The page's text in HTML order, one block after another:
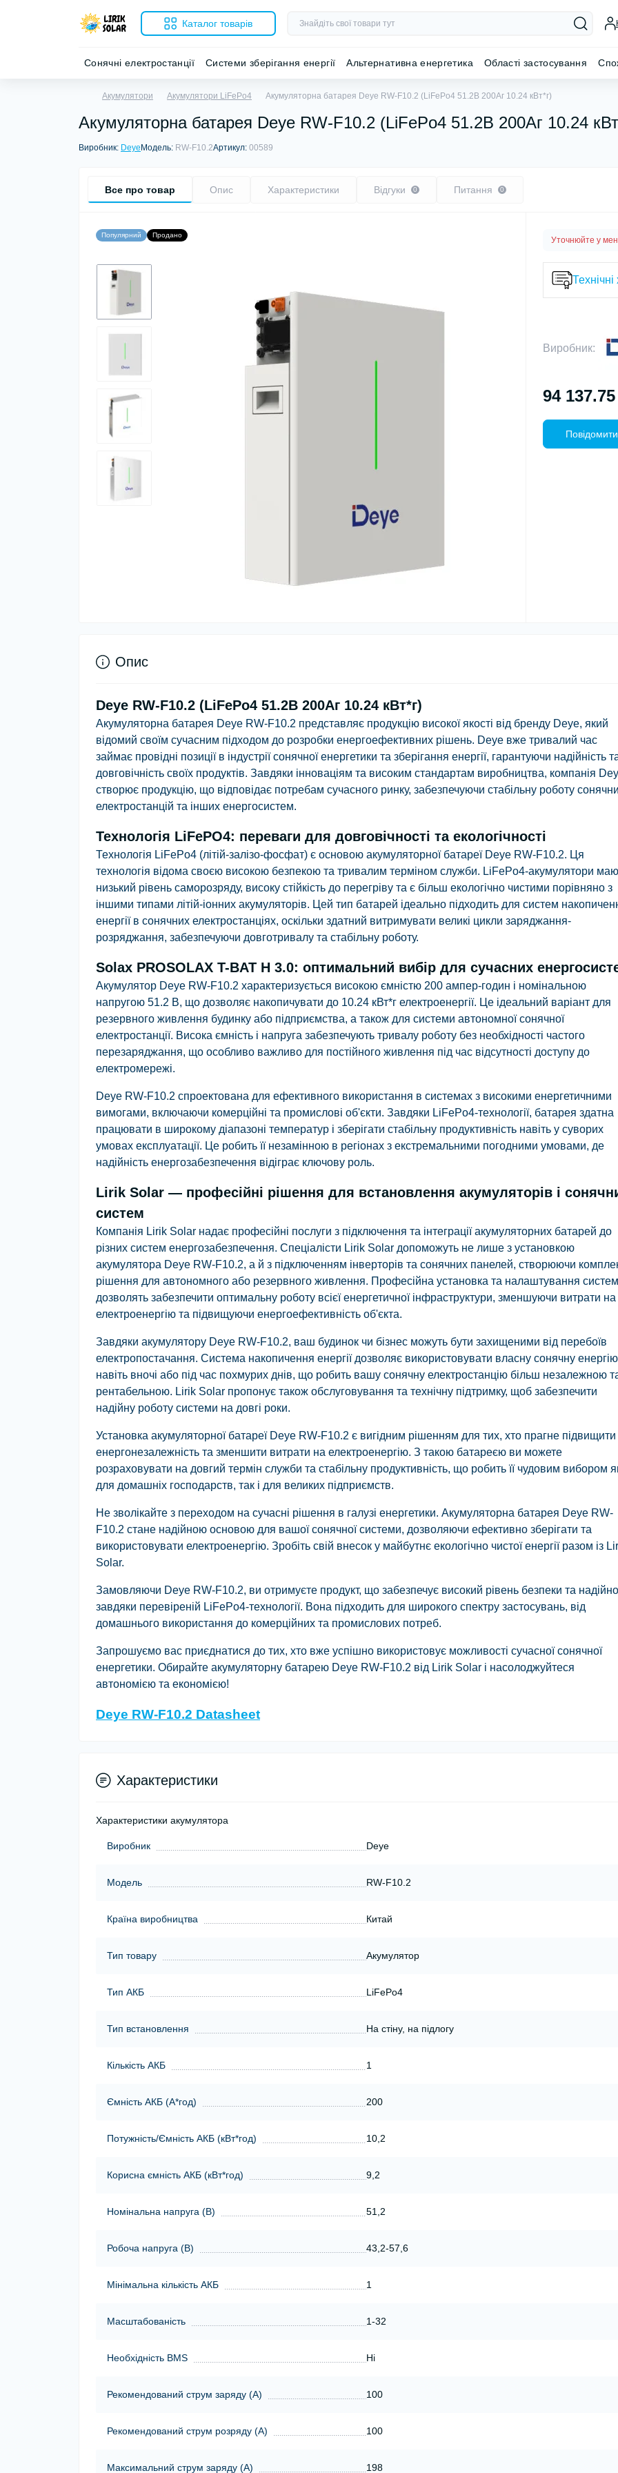
Каталог товарів
Сонячні електростанції Системи зберігання енергії Альтернативна енергетика Області застосування
Акумулятори Акумулятори LiFePo4 Акумуляторна батарея Deye RW-F10.2 (LiFePo4 51.2В 200Aг 10.24 кВт*г)
Акумуляторна батарея Deye RW-F10.2 (LiFePo4 51.2В 200Aг 10.24
Виробник: Deye Модель: RW-F10.2Артикул: 00589
Все про товар Опис Характеристики Відгуки 0 Питання 0
Популярний Продано
Уточнюйте у
Виробник:
94
Опис
Deye RW-F10.2 (LiFePo4 51.2В 200Aг 10.24 кВт*г)
Акумуляторна батарея Deye RW-F10.2 представляє продукцію високої якості від бренду Deye, який
відомий своїм сучасним підходом до розробки енергоефективних рішень. Deye вже тривалий час
займає провідні позиції в індустрії сонячної енергетики та зберігання енергії, гарантуючи надійність
довговічність своїх продуктів. Завдяки інноваціям та високим стандартам виробництва, компанія
створює продукцію, що відповідає потребам сучасного ринку, забезпечуючи стабільну роботу
електростанцій та інших енергосистем.
Технологія LiFePO4: переваги для довговічності та екологічності
Технологія LiFePo4 (літій-залізо-фосфат) є основою акумуляторної батареї Deye RW-F10.2. Ця
технологія відома своєю високою безпекою та тривалим терміном служби. LiFePo4-акумулятори
низький рівень саморозряду, високу стійкість до перегріву та є більш екологічно чистими порівняно з
іншими типами літій-іонних акумуляторів. Цей тип батарей ідеально підходить для систем
енергії в сонячних електростанціях, оскільки здатний витримувати великі цикли заряджання-
розряджання, забезпечуючи довготривалу та стабільну роботу.
Solax PROSOLAX T-BAT H 3.0: оптимальний вибір для сучасних
Акумулятор Deye RW-F10.2 характеризується високою ємністю 200 ампер-годин і номінальною
напругою 51.2 В, що дозволяє накопичувати до 10.24 кВт*г електроенергії. Це ідеальний варіант для
резервного живлення будинку або підприємства, а також для системи автономної сонячної
електростанції. Висока ємність і напруга забезпечують тривалу роботу без необхідності частого
перезаряджання, що особливо важливо для постійного живлення під час відсутності доступу до
електромережі.
Deye RW-F10.2 спроектована для ефективного використання в системах з високими енергетичними
вимогами, включаючи комерційні та промислові об'єкти. Завдяки LiFePo4-технології, батарея здатна
працювати в широкому діапазоні температур і зберігати стабільну продуктивність навіть у суворих
умовах експлуатації. Це робить її незамінною в регіонах з екстремальними погодними умовами, де
надійність енергозабезпечення відіграє ключову роль.
Lirik Solar — професійні рішення для встановлення акумуляторів і
систем
Компанія Lirik Solar надає професійні послуги з підключення та інтеграції акумуляторних батарей до
різних систем енергозабезпечення. Спеціалісти Lirik Solar допоможуть не лише з установкою
акумулятора Deye RW-F10.2, а й з підключенням інверторів та сонячних панелей, створюючи
рішення для автономного або резервного живлення. Професійна установка та налаштування
дозволять забезпечити оптимальну роботу всієї енергетичної інфраструктури, зменшуючи витрати на
електроенергію та підвищуючи енергоефективність об'єкта.
Завдяки акумулятору Deye RW-F10.2, ваш будинок чи бізнес можуть бути захищеними від перебоїв
електропостачання. Система накопичення енергії дозволяє використовувати власну сонячну енергію
навіть вночі або під час похмурих днів, що робить вашу сонячну електростанцію більш незалежною
рентабельною. Lirik Solar пропонує також обслуговування та технічну підтримку, щоб забезпечити
надійну роботу системи на довгі роки.
Установка акумуляторної батареї Deye RW-F10.2 є вигідним рішенням для тих, хто прагне підвищити
енергонезалежність та зменшити витрати на електроенергію. З такою батареєю ви можете
розраховувати на довгий термін служби та стабільну продуктивність, що робить її чудовим вибором
для домашніх господарств, так і для великих підприємств.
Не зволікайте з переходом на сучасні рішення в галузі енергетики. Акумуляторна батарея Deye RW-
F10.2 стане надійною основою для вашої сонячної системи, дозволяючи ефективно зберігати та
використовувати електроенергію. Зробіть свій внесок у майбутнє екологічно чистої енергії разом із
Solar.
Замовляючи Deye RW-F10.2, ви отримуєте продукт, що забезпечує високий рівень безпеки та
завдяки перевіреній LiFePo4-технології. Вона підходить для широкого спектру застосувань, від
домашнього використання до комерційних та промислових потреб.
Запрошуємо вас приєднатися до тих, хто вже успішно використовує можливості сучасної сонячної
енергетики. Обирайте акумуляторну батарею Deye RW-F10.2 від Lirik Solar і насолоджуйтеся
автономією та економією!
Deye RW-F10.2 Datasheet
Характеристики
Характеристики акумулятора
Виробник Deye
Модель RW-F10.2
Країна виробництва Китай
Тип товару Акумулятор
Тип АКБ LiFePo4
Тип встановлення На стіну, на підлогу
Кількість АКБ 1
Ємність АКБ (А*год) 200
Потужність/Ємність АКБ (кВт*год) 10,2
Корисна ємність АКБ (кВт*год) 9,2
Номінальна напруга (В) 51,2
Робоча напруга (В) 43,2-57,6
Мінімальна кількість АКБ 1
Масштабованість 1-32
Необхідність BMS Ні
Рекомендований струм заряду (А) 100
Рекомендований струм розряду (А) 100
Максимальний струм заряду (А) 198